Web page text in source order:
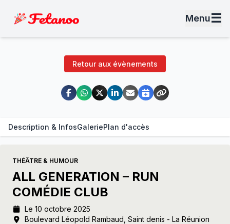
Menu☰
Retour aux évènements
Description & InfosGaleriePlan d'accès
THÉÂTRE & HUMOUR
ALL GENERATION – RUN
COMÉDIE CLUB
Le 10 octobre 2025
Boulevard Léopold Rambaud, Saint denis - La Réunion